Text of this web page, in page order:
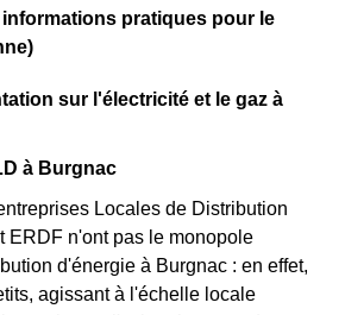
informations pratiques pour le
sur l'électricité et le gaz à
à Burgnac
Locales de Distribution
ERDF n'ont pas le monopole
d'énergie à Burgnac : en effet,
agissant à l'échelle locale